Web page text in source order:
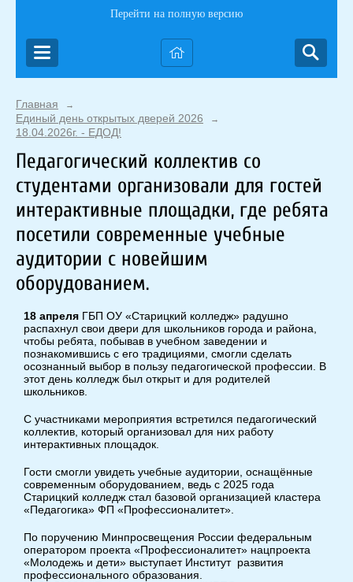
Перейти на полную версию
Главная →
Единый день открытых дверей 2026 →
18.04.2026г. - ЕДОД!
Педагогический коллектив со
студентами организовали для гостей
интерактивные площадки, где ребята
посетили современные учебные
аудитории с новейшим
оборудованием.
18 апреля ГБП ОУ «Старицкий колледж» радушно
распахнул свои двери для школьников города и района,
чтобы ребята, побывав в учебном заведении и
познакомившись с его традициями, смогли сделать
осознанный выбор в пользу педагогической профессии. В
этот день колледж был открыт и для родителей
школьников.
С участниками мероприятия встретился педагогический
коллектив, который организовал для них работу
интерактивных площадок.
Гости смогли увидеть учебные аудитории, оснащённые
современным оборудованием, ведь с 2025 года
Старицкий колледж стал базовой организацией кластера
«Педагогика» ФП «Профессионалитет».
По поручению Минпросвещения России федеральным
оператором проекта «Профессионалитет» нацпроекта
«Молодежь и дети» выступает Институт развития
профессионального образования.